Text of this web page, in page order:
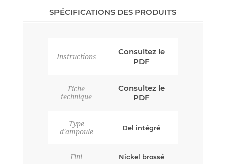
SPÉCIFICATIONS DES PRODUITS
Instructions
Consultez le
PDF
Fiche
technique
Consultez le
PDF
Type
d'ampoule
Del intégré
Fini Nickel brossé